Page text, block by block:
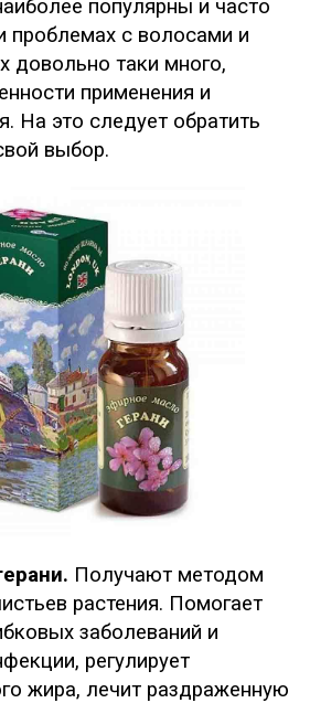
популярны и часто
проблемах с волосами и
довольно таки много,
применения и
На это следует обратить
выбор.
Получают методом
растения. Помогает
заболеваний и
регулирует
жира, лечит раздраженную